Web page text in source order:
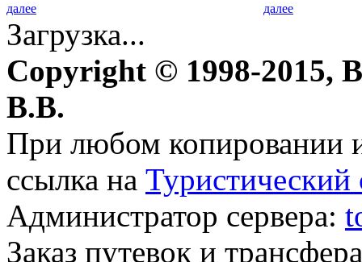
далее
далее
Загрузка...
Copyright © 1998-2015,
В.В.
При любом копировании
ссылка на
Администратор сервера:
Заказ путевок и